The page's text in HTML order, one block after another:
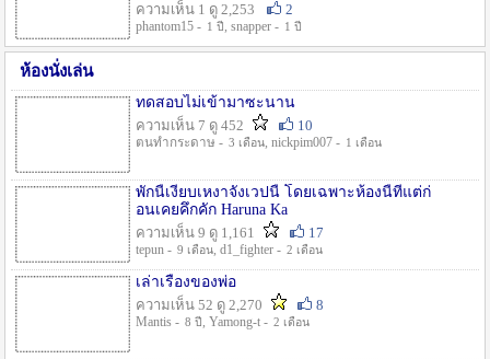
ความเห็น 1 ดู 2,253
2
phantom15 - 1 ปี , snapper - 1 ปี
ห้องนั่งเล่น
ทดสอบไม่เข้ามาซะนาน
ความเห็น 7 ดู 452
10
ตนทำกระดาษ - 3 เดือน, nickpim007 - 1 เดือน
พักนี้เงียบเหงาจังเวปนี้ โดยเฉพาะห้องนี้ที่แต่ก่
อนเคยคึกคัก Haruna Ka
ความเห็น 9 ดู 1,161
17
tepun - 9 เดือน, d1_fighter - 2 เดือน
เล่าเรื่องของพ่อ
ความเห็น 52 ดู 2,270
8
Mantis - 8 ปี , Yamong-t - 2 เดือน